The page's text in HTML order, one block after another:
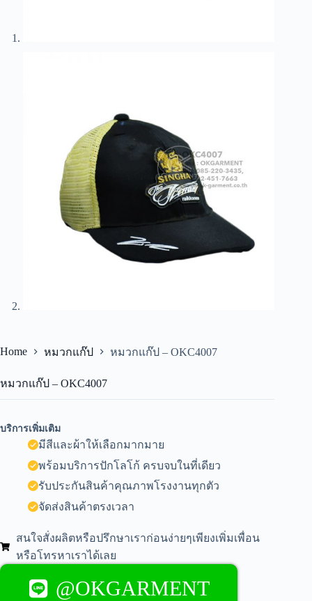
Home หมวกแก๊ป หมวกแก๊ป – OKC4007
หมวกแก๊ป – OKC4007
บริการเพิ่มเติม
มีสีและผ้าให้เลือกมากมาย
พร้อมบริการปักโลโก้ ครบจบในที่เดียว
รับประกันสินค้าคุณภาพโรงงานทุกตัว
จัดส่งสินค้าตรงเวลา
สนใจสั่งผลิตหรือปรึกษาเราก่อนง่ายๆเพียงเพิ่มเพื่อน
หรือโทรหาเราได้เลย
@OKGARMENT